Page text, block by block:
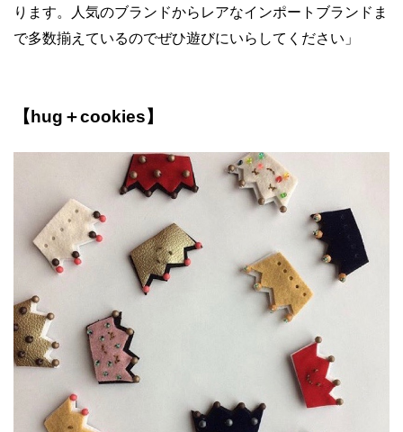
ります。人気のブランドからレアなインポートブランドま
で多数揃えているのでぜひ遊びにいらしてください」
【hug＋cookies】